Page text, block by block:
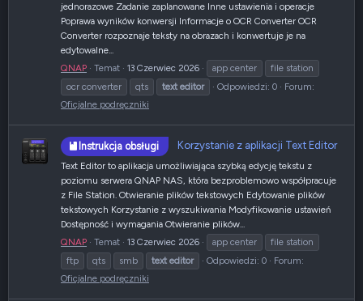
jednorazowe Zadanie zaplanowane Inne ustawienia i operacje
Poprawa wyników konwersji Informacje o OCR Converter OCR
Converter rozpoznaje teksty na obrazach i konwertuje je na
edytowalne...
QNAP
Temat 13 Czerwiec 2026 app center
file station
ocr converter
qts text editor Odpowiedzi: 0
Forum:
Oficjalne podręczniki
Instrukcja obsługi Korzystanie z aplikacji Text Editor
Text Editor to aplikacja umożliwiająca szybką edycję tekstu z
poziomu serwera QNAP NAS, która bezproblemowo współpracuje
z File Station. Otwieranie plików tekstowych Edytowanie plików
tekstowych Korzystanie z wyszukiwania Modyfikowanie ustawień
Dostępność i wymagania Otwieranie plików...
QNAP
Temat 13 Czerwiec 2026 app center
file station
ftp
qts smb text editor Odpowiedzi: 0
Forum:
Oficjalne podręczniki